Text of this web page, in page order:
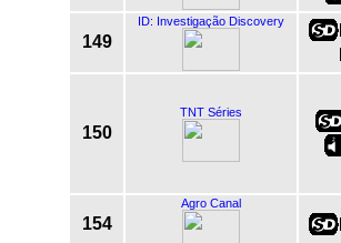
149
ID: Investigação Discovery
150
TNT Séries
154
Agro Canal